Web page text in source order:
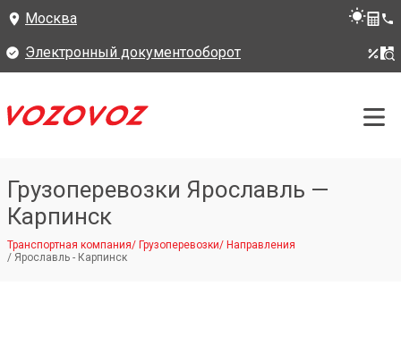
Москва
Электронный документооборот
Грузоперевозки Ярославль —
Карпинск
Транспортная компания/ Грузоперевозки/ Направления
/ Ярославль - Карпинск